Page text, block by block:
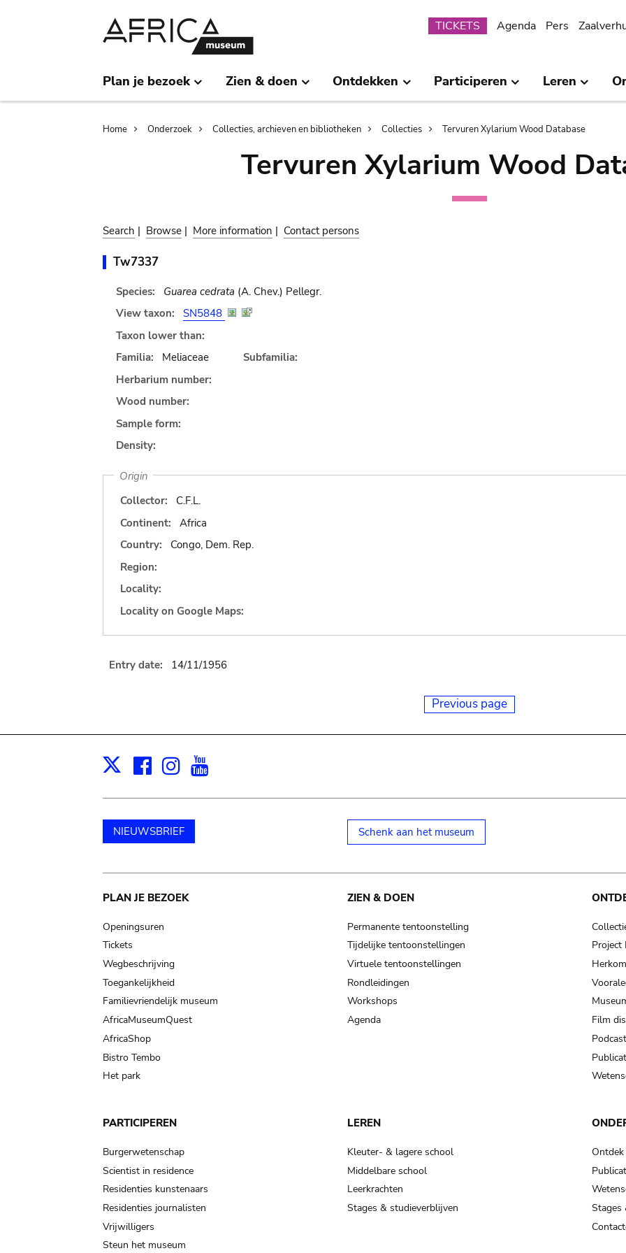
Submenu
TICKETS Agenda Pers
Plan je bezoek Zien & doen Ontdekken Participeren Leren
Breadcrumb
Home Onderzoek Collecties, archieven en bibliotheken Collecties Tervuren Xylarium Wood Database
Tervuren Xylarium Wood
Search | Browse | More information | Contact persons
Tw7337
Species: Guarea cedrata (A. Chev.) Pellegr.
View taxon:
SN5848
Taxon lower than:
Familia:
Meliaceae
Subfamilia:
Herbarium number:
Wood number:
Sample form:
Density:
Origin
Collector:
C.F.L.
Continent:
Africa
Country:
Congo, Dem. Rep.
Region:
Locality:
Locality on Google Maps:
Entry date: 14/11/1956
Previous page
X Facebook
Instagram
NIEUWSBRIEF Schenk aan het museum
Main
navigation
PLAN JE BEZOEK
Openingsuren
Tickets
Wegbeschrijving
Toegankelijkheid
Familievriendelijk museum
AfricaMuseumQuest
AfricaShop
Bistro Tembo
Het park
ZIEN & DOEN
Permanente tentoonstelling
Tijdelijke tentoonstellingen
Virtuele tentoonstellingen
Rondleidingen
Workshops
Agenda
Project
Film
PARTICIPEREN
Burgerwetenschap
Scientist in residence
Residenties kunstenaars
Residenties journalisten
Vrijwilligers
Steun het museum
LEREN
Kleuter- & lagere school
Middelbare school
Leerkrachten
Stages & studieverblijven
Stages